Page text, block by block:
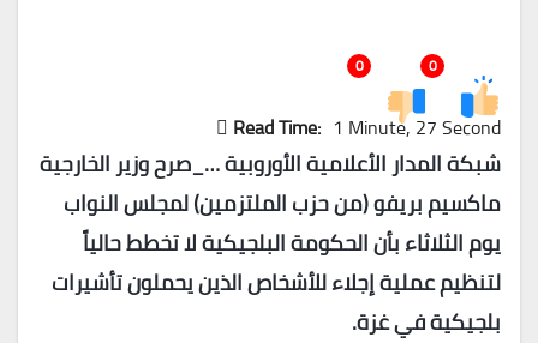
0
0
Read Time: 1 Minute, 27 Second
شبكة المدار الأعلامية الأوروبية …_صرح وزير الخارجية
ماكسيم بريفو (من حزب الملتزمين) لمجلس النواب
يوم الثلاثاء بأن الحكومة البلجيكية لا تخطط حالياً
لتنظيم عملية إجلاء للأشخاص الذين يحملون تأشيرات
بلجيكية في غزة.